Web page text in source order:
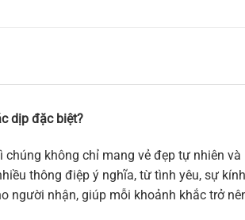
dịp đặc biệt?
không chỉ mang vẻ đẹp tự nhiên
thông điệp ý nghĩa, từ tình yêu, sự
người nhận, giúp mỗi khoảnh khắc trở